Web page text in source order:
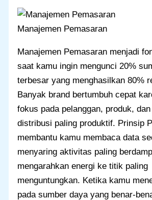
Manajemen Pemasaran
Manajemen Pemasaran menjadi
saat kamu ingin mengunci 20%
terbesar yang menghasilkan 80%
Banyak brand bertumbuh cepat
fokus pada pelanggan, produk,
distribusi paling produktif. Prinsip
membantu kamu membaca data
menyaring aktivitas paling
mengarahkan energi ke titik paling
menguntungkan. Ketika kamu
pada sumber daya yang benar-